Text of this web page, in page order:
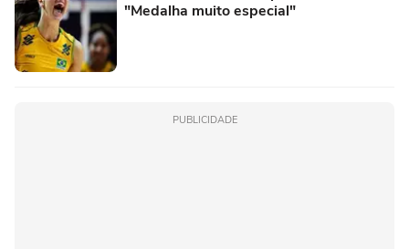
"Medalha muito especial"
PUBLICIDADE